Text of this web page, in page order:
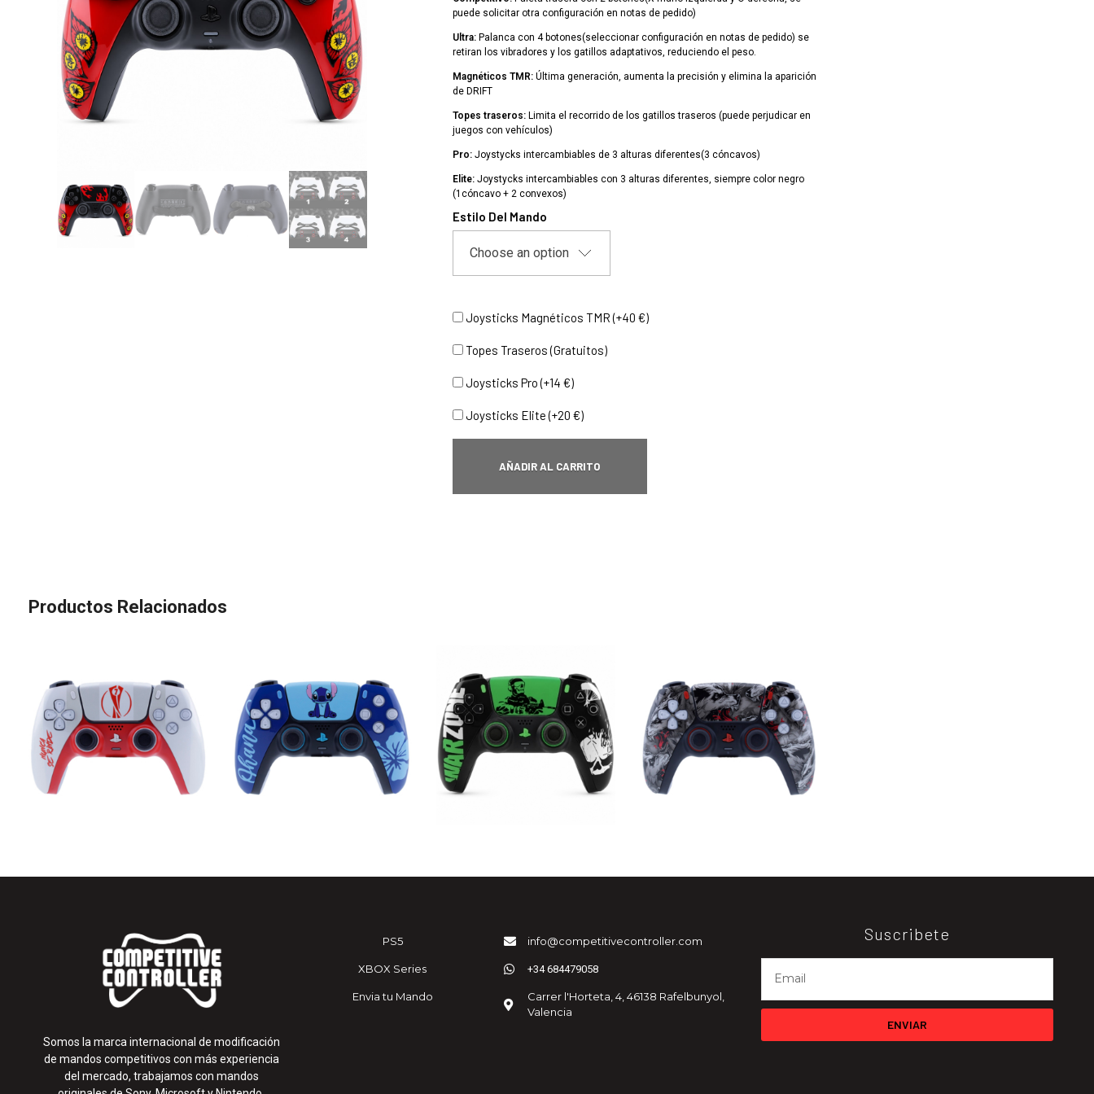
puede solicitar otra configuración en notas de pedido)
Ultra: Palanca con 4 botones(seleccionar configuración en notas de pedido) se
retiran los vibradores y los gatillos adaptativos, reduciendo el peso.
Magnéticos TMR: Última generación, aumenta la precisión y elimina la aparición
de DRIFT
Topes traseros: Limita el recorrido de los gatillos traseros (puede perjudicar en
juegos con vehículos)
Pro: Joystycks intercambiables de 3 alturas diferentes(3 cóncavos)
Elite: Joystycks intercambiables con 3 alturas diferentes, siempre color negro
(1cóncavo + 2 convexos)
Estilo Del Mando
Joysticks Magnéticos TMR (+40 €)
Topes Traseros (Gratuitos)
Joysticks Pro (+14 €)
Joysticks Elite (+20 €)
AÑADIR AL CARRITO
Productos Relacionados
Somos la marca internacional de modificación
de mandos competitivos con más experiencia
del mercado, trabajamos con mandos
PS5
XBOX Series
Envia tu Mando
info@competitivecontroller.com
+34 684479058
Carrer l'Horteta, 4, 46138 Rafelbunyol,
Valencia
Suscribete
ENVIAR